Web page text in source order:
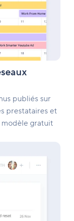
publiés sur
prestataires et
modèle gratuit